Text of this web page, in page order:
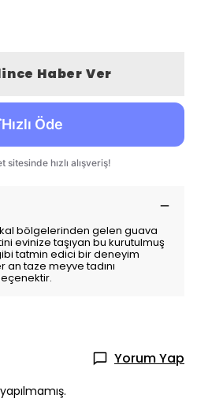
Haber Ver
bölgelerinden gelen guava
evinize taşıyan bu kurutulmuş
tatmin edici bir deneyim
an taze meyve tadını
Yorum Yap